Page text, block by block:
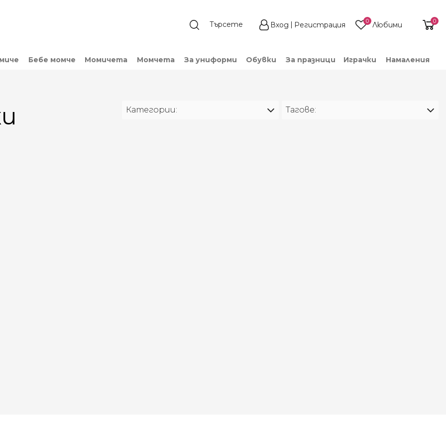
Вход Регистрация Любими
0 0
Бебе момче Момичета Момчета За униформи Обувки За празници Играчки Намаления
Категории: Тагове: